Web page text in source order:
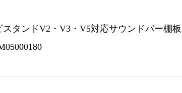
タンドV2・V3・V5対応サウンドバー棚